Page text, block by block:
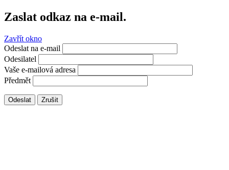
Zaslat odkaz na e-mail.
Zavřít okno
Odeslat na e-mail
Odesilatel
Vaše e-mailová adresa
Předmět
Odeslat Zrušit